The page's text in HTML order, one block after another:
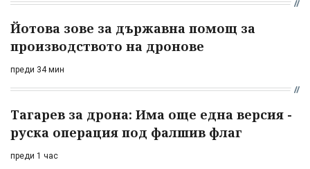
Йотова зове за държавна помощ за
производството на дронове
преди 34 мин
Тагарев за дрона: Има още една версия -
руска операция под фалшив флаг
преди 1 час